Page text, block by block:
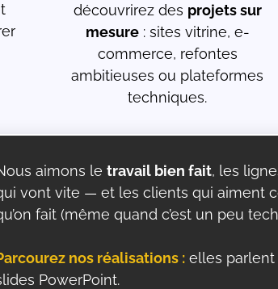
découvrirez des projets sur
mesure: sites vitrine, e-
commerce, refontes
ambitieuses ou plateformes
techniques.
aimons le travail bien fait, les
vont vite — et les clients qui aiment
fait (même quand c’est un peu
nos réalisations :elles parlent
PowerPoint.